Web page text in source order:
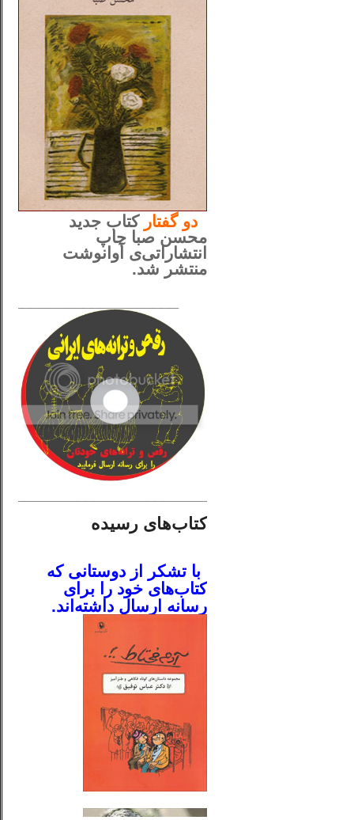
دوگفتار کتاب جدید
محسن صبا چاپ
انتشاراتی‌ی آوانوشت
منتشر شد.
کتاب‌های رسیده
با تشکر از دوستانی که
کتاب‌های خود را برای
رسانه ارسال داشته‌اند.